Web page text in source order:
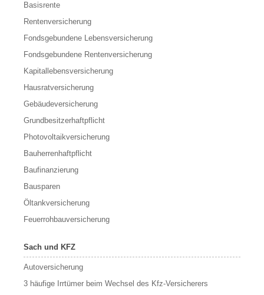
Basisrente
Rentenversicherung
Fondsgebundene Lebensversicherung
Fondsgebundene Rentenversicherung
Kapitallebensversicherung
Hausratversicherung
Gebäudeversicherung
Grundbesitzerhaftpflicht
Photovoltaikversicherung
Bauherrenhaftpflicht
Baufinanzierung
Bausparen
Öltankversicherung
Feuerrohbauversicherung
Sach und KFZ
Autoversicherung
3 häufige Irrtümer beim Wechsel des Kfz-Versicherers